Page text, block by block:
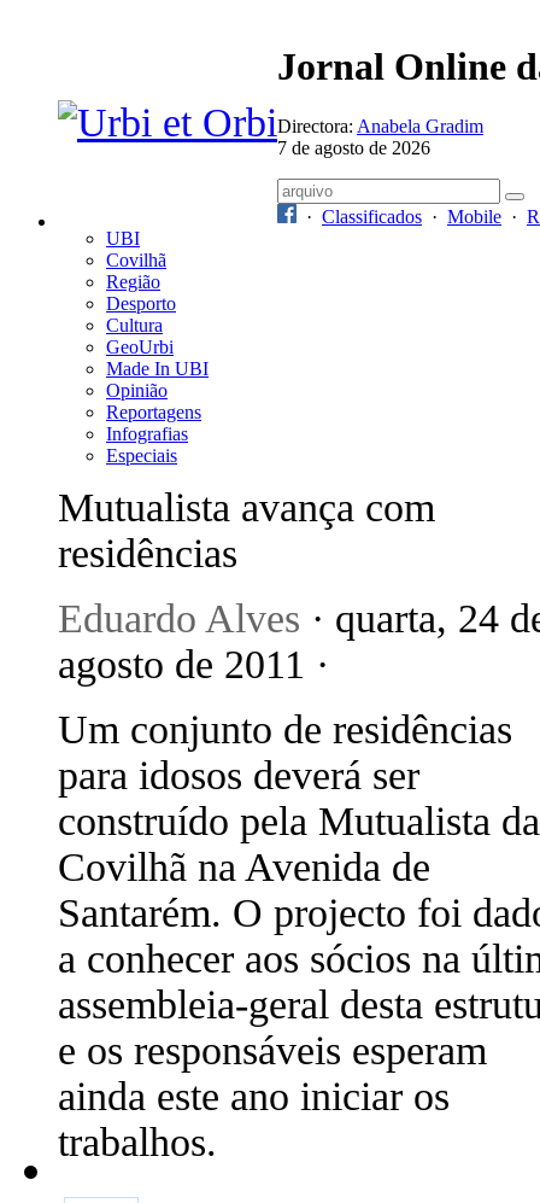
Jornal Online
Directora: Anabela Gradim
7 de agosto de 2026
· Classificados · Mobile ·
UBI
Covilhã
Região
Desporto
Cultura
GeoUrbi
Made In UBI
Opinião
Reportagens
Infografias
Especiais
Mutualista avança com
residências
Eduardo Alves · quarta, 24
agosto de 2011 ·
Um conjunto de residências
para idosos deverá ser
construído pela Mutualista da
Covilhã na Avenida de
Santarém. O projecto foi
a conhecer aos sócios na
assembleia-geral desta
e os responsáveis esperam
ainda este ano iniciar os
trabalhos.